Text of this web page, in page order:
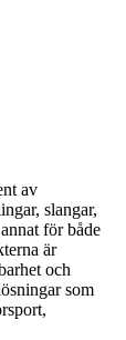
av
slangar,
för både
är
och
som